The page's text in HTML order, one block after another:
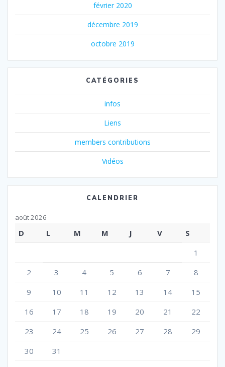
février 2020
décembre 2019
octobre 2019
CATÉGORIES
infos
Liens
members contributions
Vidéos
CALENDRIER
août 2026
D L M M J V
S
1
2
3 4 5 6 7
8
9
10 11 12 13 14
15
16
17 18 19 20 21
22
23
24 25 26 27 28
29
30
31